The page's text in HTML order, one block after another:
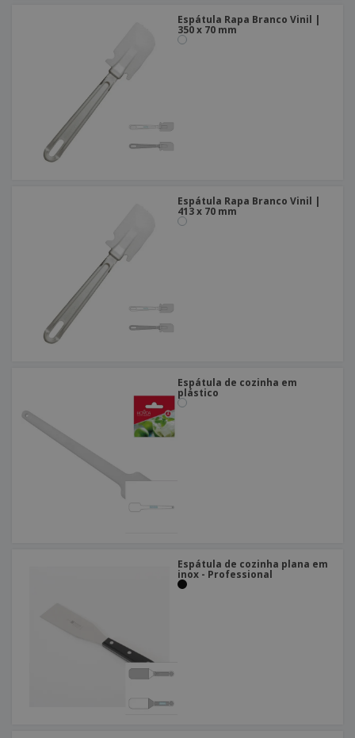
Espátula Rapa Branco Vinil |
350 x 70 mm
Espátula Rapa Branco Vinil |
413 x 70 mm
Espátula de cozinha em
plástico
Espátula de cozinha plana em
inox - Professional